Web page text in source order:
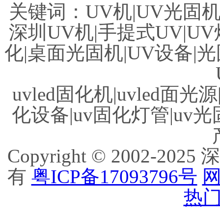
关键词：UV机|UV光固
深圳UV机|手提式
化|桌面光固机|UV设备|
uvled固化机|uvled面光
化设备|uv固化灯管|uv
Copyright © 2002-2025
有 粤ICP备17093796号
热